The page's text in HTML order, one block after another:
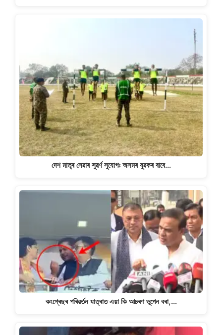
দেশ মাতৃৰ সেৱাৰ সুৱৰ্ণ সুযোগঃ অসমৰ যুৱকৰ বাবে…
কংগ্ৰেছৰ পৰিৱৰ্তন যাত্ৰাত এয়া কি আচৰণ ভূপেন বৰা,…